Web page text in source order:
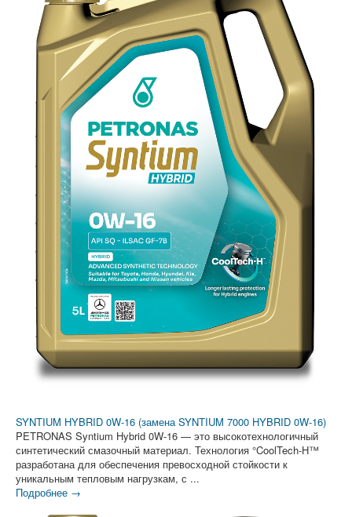
SYNTIUM HYBRID 0W-16 (замена SYNTIUM 7000 HYBRID 0W-16)
PETRONAS Syntium Hybrid 0W-16 — это высокотехнологичный
синтетический смазочный материал. Технология °CoolTech-H™
разработана для обеспечения превосходной стойкости к
уникальным тепловым нагрузкам, с ...
Подробнее →